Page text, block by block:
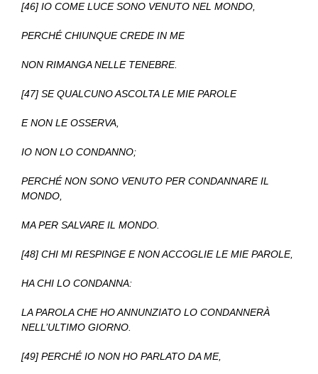
[46] IO COME LUCE SONO VENUTO NEL MONDO,
PERCHÉ CHIUNQUE CREDE IN ME
NON RIMANGA NELLE TENEBRE.
[47] SE QUALCUNO ASCOLTA LE MIE PAROLE
E NON LE OSSERVA,
IO NON LO CONDANNO;
PERCHÉ NON SONO VENUTO PER CONDANNARE IL
MONDO,
MA PER SALVARE IL MONDO.
[48] CHI MI RESPINGE E NON ACCOGLIE LE MIE PAROLE,
HA CHI LO CONDANNA:
LA PAROLA CHE HO ANNUNZIATO LO CONDANNERÀ
NELL’ULTIMO GIORNO.
[49] PERCHÉ IO NON HO PARLATO DA ME,